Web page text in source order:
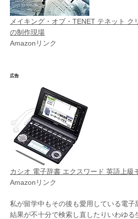
メイキング・オブ・TENET テネット ク
の制作現場
Amazonリンク
広告
カシオ 電子辞書 エクスワード 英語上級
Amazonリンク
私が留学中もその後も愛用している電
結果が不十分で検索し直したりいわゆる